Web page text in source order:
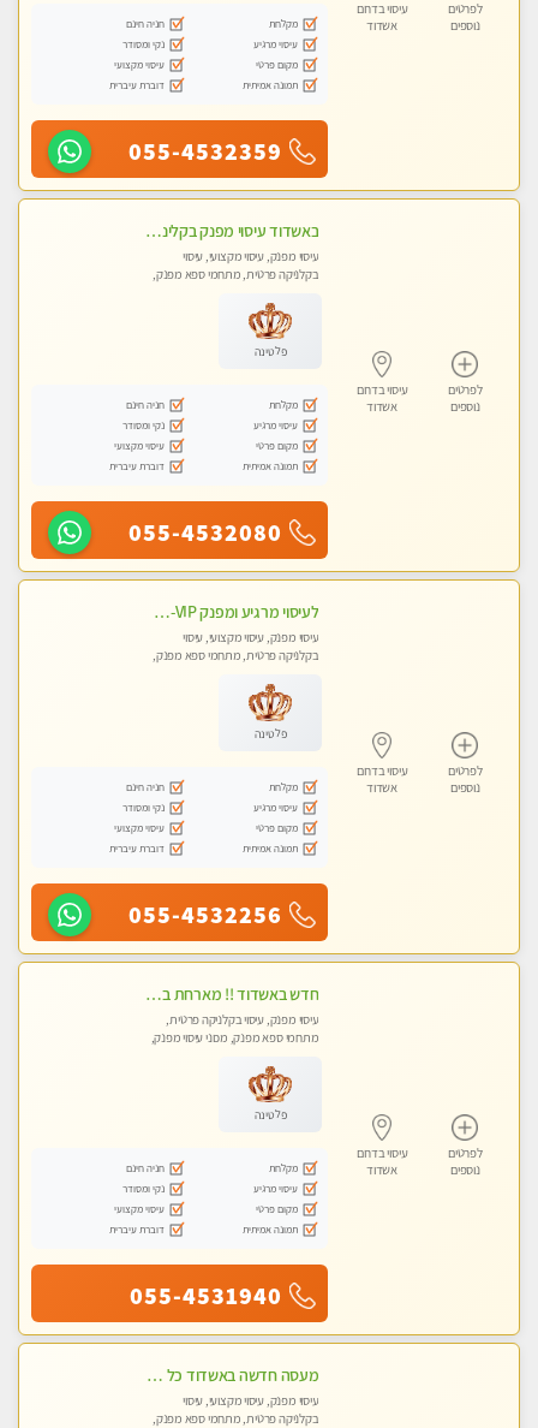
לפרטים
נוספים
עיסוי בדרום
אשדוד
מקלחת
חניה חינם
עיסוי מרגיע
נקי ומסודר
מקום פרטי
עיסוי מקצועי
תמונה אמיתית
דוברת עיברית
055-4532359
לפרטים
נוספים
עיסוי בדרום
אשדוד
באשדוד עיסוי מפנק בקליניקה פרטית שירות vip לרציניים בלבד! מומלץ!!
עיסוי מפנק, עיסוי מקצועי, עיסוי
בקלניקה פרטית, מתחמי ספא מפנק,
פלטינה
מקלחת
חניה חינם
עיסוי מרגיע
נקי ומסודר
מקום פרטי
עיסוי מקצועי
תמונה אמיתית
דוברת עיברית
055-4532080
לפרטים
נוספים
עיסוי בדרום
אשדוד
לעיסוי מרגיע ומפנק VIP-מומלץ לחלוטין! פרטי! ​​​​​​ Highly recommended
עיסוי מפנק, עיסוי מקצועי, עיסוי
בקלניקה פרטית, מתחמי ספא מפנק,
טנטרה
פלטינה
מקלחת
חניה חינם
עיסוי מרגיע
נקי ומסודר
מקום פרטי
עיסוי מקצועי
תמונה אמיתית
דוברת עיברית
055-4532256
לפרטים
נוספים
עיסוי בדרום
אשדוד
חדש באשדוד !! מארחת בדירתי באופן פרטי ודיסקרטי מקום יפה מסודר נקי ואווירה נעימה יחס טוב בבית חםללא מין !!
עיסוי מפנק, עיסוי בקלניקה פרטית,
מתחמי ספא מפנק, מכוני עיסוי מפנק,
פלטינה
מקלחת
חניה חינם
עיסוי מרגיע
נקי ומסודר
מקום פרטי
עיסוי מקצועי
תמונה אמיתית
דוברת עיברית
055-4531940
מעסה חדשה באשדוד כל סוגי העיסויים מעסה מקצועית ואיכותית פרטי!!!מומלץ לחלוטין!!
עיסוי מפנק, עיסוי מקצועי, עיסוי
בקלניקה פרטית, מתחמי ספא מפנק,